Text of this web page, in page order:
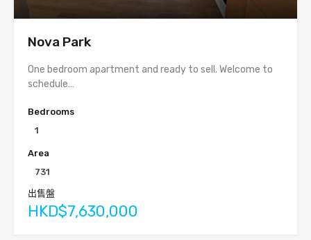
Nova Park
One bedroom apartment and ready to sell. Welcome to
schedule…
Bedrooms
1
Area
731
出售盤
HKD$7,630,000